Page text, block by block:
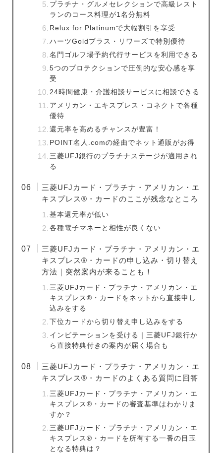
プラチナ・グルメセレクションで高級レスト
ランのコース料理が1名分無料
Relux for Platinumで大幅割引を享受
ハーツGoldプラス・リワーズで特別優待
名門ゴルフ場予約代行サービスを利用できる
5つのプロテクションで圧倒的な安心感を享
受
24時間健康・介護相談サービスに相談できる
アメリカン・エキスプレス・コネクトで各種
優待
還元率を高めるチャンスが豊富！
POINT名人.comの経由でネット通販がお得
三菱UFJ銀行のプラチナステージが適用され
る
三菱UFJカード・プラチナ・アメリカン・エ
キスプレス®・カードのここが残念なところ
基本還元率が低い
各種電子マネーと相性が良くない
三菱UFJカード・プラチナ・アメリカン・エ
キスプレス®・カードの申し込み・切り替え
方法｜突然案内が来ることも！
三菱UFJカード・プラチナ・アメリカン・エ
キスプレス®・カードをネットから直接申し
込みをする
下位カードから切り替え申し込みをする
インビテーションを受ける｜三菱UFJ銀行か
ら直接特典付きの案内が届く場合も
三菱UFJカード・プラチナ・アメリカン・エ
キスプレス®・カードのよくある質問に回答
三菱UFJカード・プラチナ・アメリカン・エ
キスプレス®・カードの審査基準はわかりま
すか？
三菱UFJカード・プラチナ・アメリカン・エ
キスプレス®・カードを所有する一番の目玉
となる特典は？